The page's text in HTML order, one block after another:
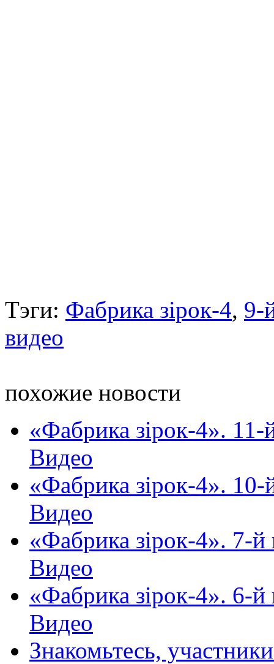
Тэги: Фабрика зірок-4, 9-
видео
похожие новости
«Фабрика зірок-4».
Видео
«Фабрика зірок-4».
Видео
«Фабрика зірок-4». 7-
Видео
«Фабрика зірок-4». 6-
Видео
Знакомьтесь,